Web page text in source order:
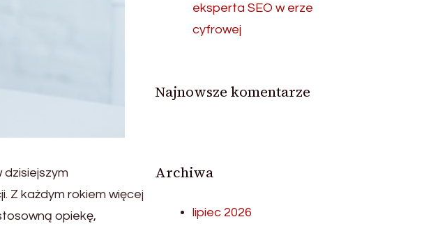
Z każdym rokiem więcej
opiekę,
eksperta SEO w erze
cyfrowej
Najnowsze komentarze
Archiwa
lipiec 2026